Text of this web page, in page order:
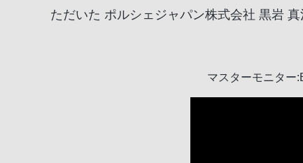
ただいた ポルシェジャパン株式会社 黒岩
マスターモニター